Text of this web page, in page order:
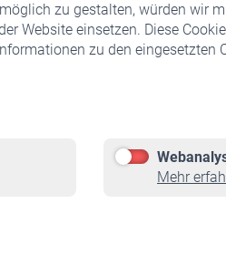
zu gestalten, würden wir
Website einsetzen. Diese
zu den eingesetzten
Mehr
Rente beantragen
Rentenauszahlung